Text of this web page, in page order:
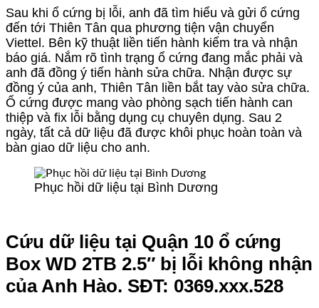
Sau khi ổ cứng bị lỗi, anh đã tìm hiểu và gửi ổ cứng
đến tới Thiên Tân qua phương tiện vận chuyển
Viettel. Bên kỹ thuật liền tiến hành kiểm tra và nhận
báo giá. Nắm rõ tình trạng ổ cứng đang mắc phải và
anh đã đồng ý tiến hành sửa chữa. Nhận được sự
đồng ý của anh, Thiên Tân liền bắt tay vào sửa chữa.
Ổ cứng được mang vào phòng sạch tiến hành can
thiệp và fix lỗi bằng dụng cụ chuyên dụng. Sau 2
ngày, tất cả dữ liệu đã được khôi phục hoàn toàn và
bàn giao dữ liệu cho anh.
Phục hồi dữ liệu tại Bình Dương
Cứu dữ liệu tại Quận 10 ổ cứng
Box WD 2TB 2.5″ bị lỗi không nhận
của Anh Hào. SĐT: 0369.xxx.528